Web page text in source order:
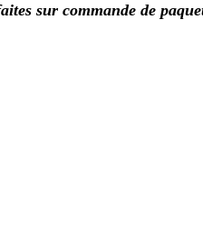
sur commande de